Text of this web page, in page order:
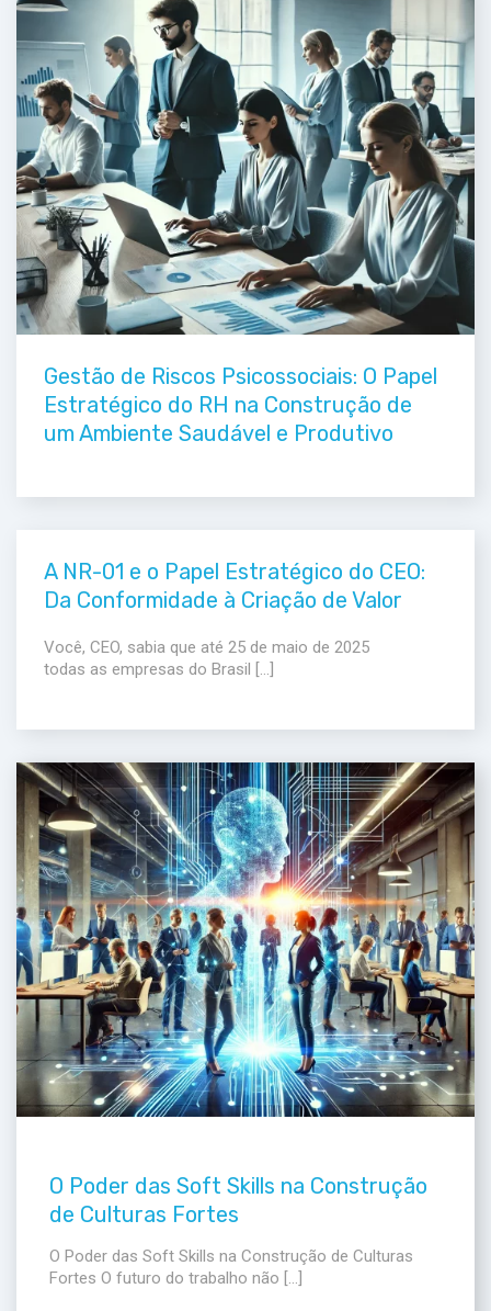
Gestão de Riscos Psicossociais: O Papel
Estratégico do RH na Construção de
um Ambiente Saudável e Produtivo
A NR-01 e o Papel Estratégico do CEO:
Da Conformidade à Criação de Valor
Você, CEO, sabia que até 25 de maio de 2025
todas as empresas do Brasil […]
O Poder das Soft Skills na Construção
de Culturas Fortes
O Poder das Soft Skills na Construção de Culturas
Fortes O futuro do trabalho não […]